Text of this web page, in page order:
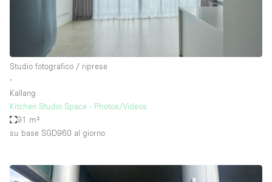
Studio fotografico / riprese
∙
Kallang
Kitchen Studio Space - Photos/Videos
91 m²
su base SGD960 al giorno